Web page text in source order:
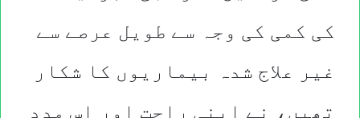
کی کمی کی وجہ سے طویل عرصے سے
غیر علاج شدہ بیماریوں کا شکار
تھیں، نے اپنی راحت اور اس مدد